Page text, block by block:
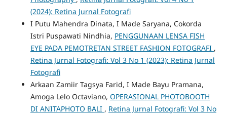
(2024): Retina Jurnal Fotografi
I Putu Mahendra Dinata, I Made Saryana, Cokorda
Istri Puspawati Nindhia, PENGGUNAAN LENSA FISH
EYE PADA PEMOTRETAN STREET FASHION FOTOGRAFI ,
Retina Jurnal Fotografi: Vol 3 No 1 (2023): Retina Jurnal
Fotografi
Arkaan Zamiir Tagsya Farid, I Made Bayu Pramana,
Amoga Lelo Octaviano, OPERASIONAL PHOTOBOOTH
DI ANITAPHOTO BALI , Retina Jurnal Fotografi: Vol 3 No